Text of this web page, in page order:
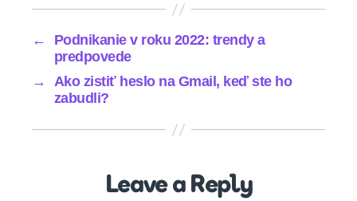
←
Podnikanie v roku 2022: trendy a
predpovede
→
Ako zistiť heslo na Gmail, keď ste ho
zabudli?
Leave a Reply